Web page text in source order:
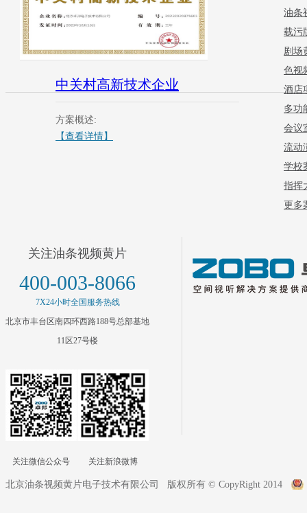
中关村高新技术企业
方案概述:
【查看详情】
油条
载污
剧场
色视
酒店
多功
会议
流动
学校
指挥
更多
关注油条视频黄片
400-003-8066
7X24小时全国服务热线
北京市丰台区南四环西路188号总部基地
11区27号楼
关注微信公众号 关注新浪微博
北京油条视频黄片电子技术有限公司 版权所有 © CopyRight 2014